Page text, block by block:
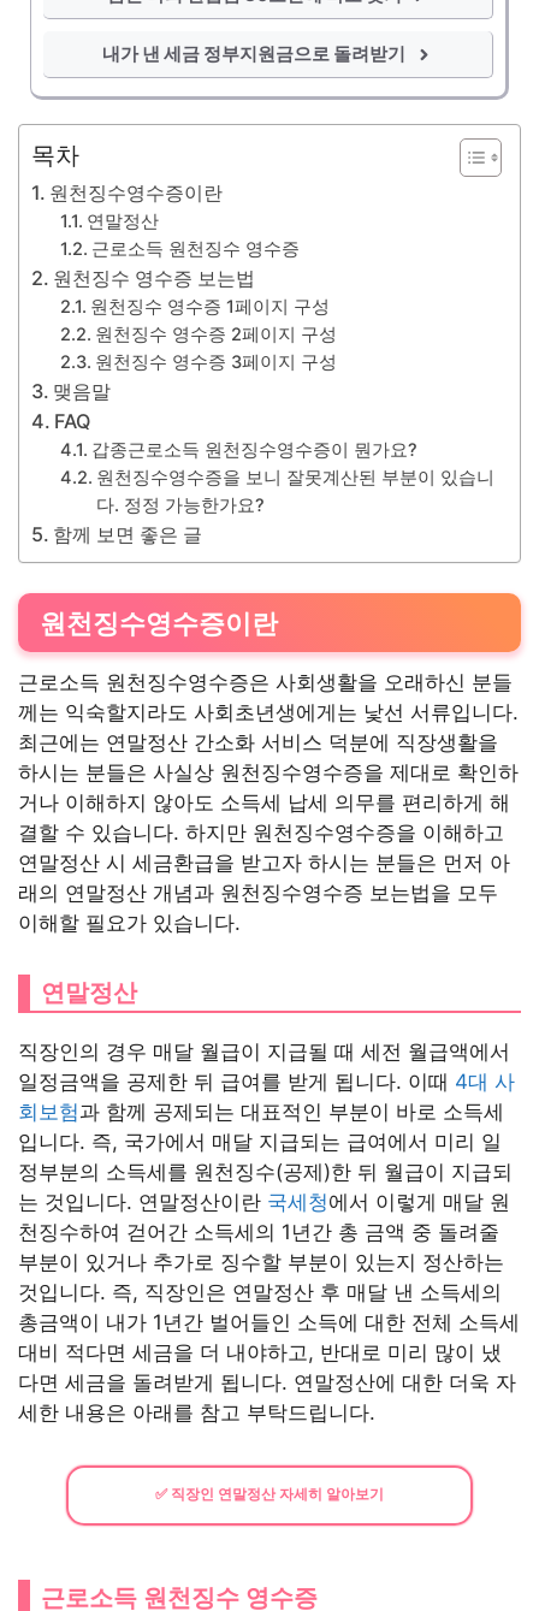
내가 낸 세금 정부지원금으로 돌려받기
목차
원천징수영수증이란
연말정산
근로소득 원천징수 영수증
원천징수 영수증 보는법
원천징수 영수증 1페이지 구성
원천징수 영수증 2페이지 구성
원천징수 영수증 3페이지 구성
맺음말
FAQ
갑종근로소득 원천징수영수증이 뭔가요?
원천징수영수증을 보니 잘못계산된 부분이 있습니
다. 정정 가능한가요?
함께 보면 좋은 글
원천징수영수증이란
근로소득 원천징수영수증은 사회생활을 오래하신 분들
께는 익숙할지라도 사회초년생에게는 낯선 서류입니다.
최근에는 연말정산 간소화 서비스 덕분에 직장생활을
하시는 분들은 사실상 원천징수영수증을 제대로 확인하
거나 이해하지 않아도 소득세 납세 의무를 편리하게 해
결할 수 있습니다. 하지만 원천징수영수증을 이해하고
연말정산 시 세금환급을 받고자 하시는 분들은 먼저 아
래의 연말정산 개념과 원천징수영수증 보는법을 모두
이해할 필요가 있습니다.
연말정산
직장인의 경우 매달 월급이 지급될 때 세전 월급액에서
일정금액을 공제한 뒤 급여를 받게 됩니다. 이때 4대 사
회보험과 함께 공제되는 대표적인 부분이 바로 소득세
입니다. 즉, 국가에서 매달 지급되는 급여에서 미리 일
정부분의 소득세를 원천징수(공제)한 뒤 월급이 지급되
는 것입니다. 연말정산이란 국세청에서 이렇게 매달 원
천징수하여 걷어간 소득세의 1년간 총 금액 중 돌려줄
부분이 있거나 추가로 징수할 부분이 있는지 정산하는
것입니다. 즉, 직장인은 연말정산 후 매달 낸 소득세의
총금액이 내가 1년간 벌어들인 소득에 대한 전체 소득세
대비 적다면 세금을 더 내야하고, 반대로 미리 많이 냈
다면 세금을 돌려받게 됩니다. 연말정산에 대한 더욱 자
세한 내용은 아래를 참고 부탁드립니다.
✅ 직장인 연말정산 자세히 알아보기
근로소득 원천징수 영수증